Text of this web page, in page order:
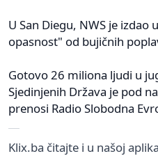
U San Diegu, NWS je izdao
opasnost" od bujičnih
Gotovo 26 miliona ljudi u
Sjedinjenih Država je pod
prenosi Radio Slobodna
Klix.ba čitajte i u našoj